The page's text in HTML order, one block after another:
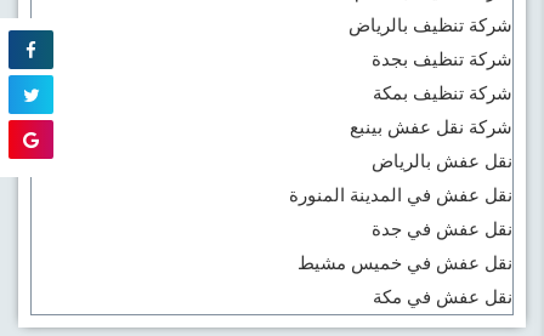
شركة تنظيف بالرياض
شركة تنظيف بجدة
شركة تنظيف بمكة
شركة نقل عفش بينبع
نقل عفش بالرياض
نقل عفش في المدينة المنورة
نقل عفش في جدة
نقل عفش في خميس مشيط
نقل عفش في مكة